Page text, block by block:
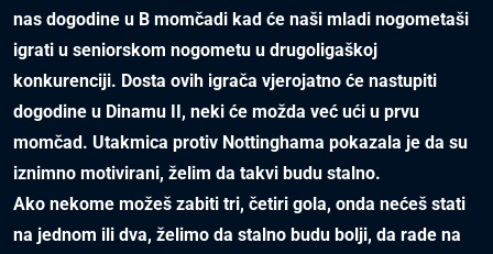
nas dogodine u B momčadi kad će naši mladi nogometaši
igrati u seniorskom nogometu u drugoligaškoj
konkurenciji. Dosta ovih igrača vjerojatno će nastupiti
dogodine u Dinamu II, neki će možda već ući u prvu
momčad. Utakmica protiv Nottinghama pokazala je da su
iznimno motivirani, želim da takvi budu stalno.
Ako nekome možeš zabiti tri, četiri gola, onda nećeš stati
na jednom ili dva, želimo da stalno budu bolji, da rade na